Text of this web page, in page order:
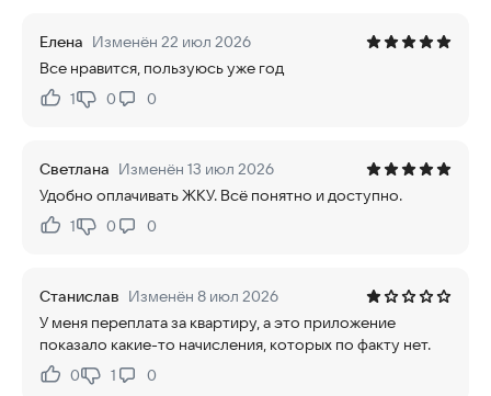
Елена Изменён 22 июл 2026
Все нравится, пользуюсь уже год
Нравится:
1Не нравится:
0 0
Светлана Изменён 13 июл 2026
Удобно оплачивать ЖКУ. Всё понятно и доступно.
Нравится:
1Не нравится:
0 0
Станислав Изменён 8 июл 2026
У меня переплата за квартиру, а это приложение
показало какие-то начисления, которых по факту нет.
Нравится:
0Не нравится:
1 0